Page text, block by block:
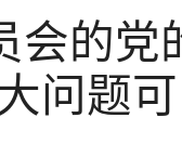
会的党
问题